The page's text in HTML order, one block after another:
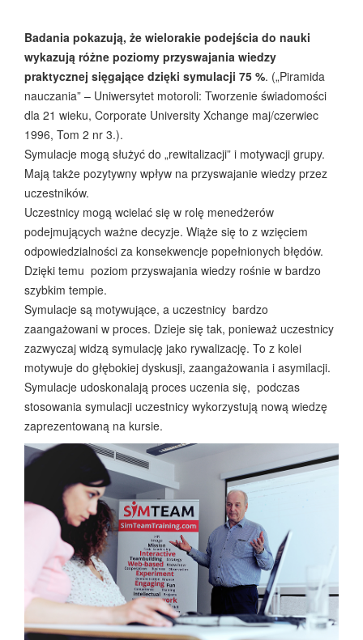
Badania pokazują, że wielorakie podejścia do nauki
wykazują różne poziomy przyswajania wiedzy
praktycznej sięgające dzięki symulacji 75 %. („Piramida
nauczania” – Uniwersytet motoroli: Tworzenie świadomości
dla 21 wieku, Corporate University Xchange maj/czerwiec
1996, Tom 2 nr 3.).
Symulacje mogą służyć do „rewitalizacji” i motywacji grupy.
Mają także pozytywny wpływ na przyswajanie wiedzy przez
uczestników.
Uczestnicy mogą wcielać się w rolę menedżerów
podejmujących ważne decyzje. Wiąże się to z wzięciem
odpowiedzialności za konsekwencje popełnionych błędów.
Dzięki temu poziom przyswajania wiedzy rośnie w bardzo
szybkim tempie.
Symulacje są motywujące, a uczestnicy bardzo
zaangażowani w proces. Dzieje się tak, ponieważ uczestnicy
zazwyczaj widzą symulację jako rywalizację. To z kolei
motywuje do głębokiej dyskusji, zaangażowania i asymilacji.
Symulacje udoskonalają proces uczenia się, podczas
stosowania symulacji uczestnicy wykorzystują nową wiedzę
zaprezentowaną na kursie.